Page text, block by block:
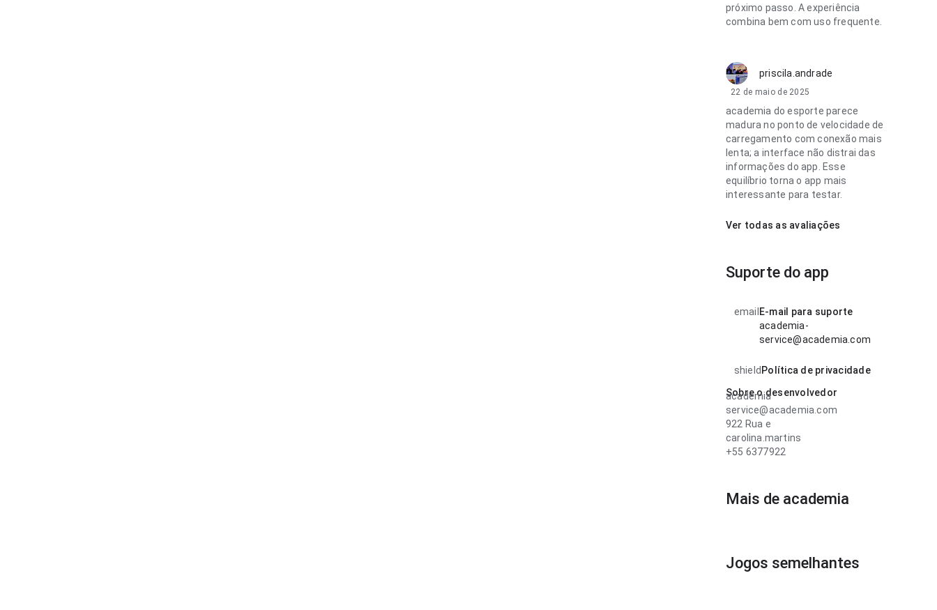
próximo passo. A experiência
combina bem com uso frequente.
priscila.andrade
22 de maio de 2025
academia do esporte parece
madura no ponto de velocidade de
carregamento com conexão mais
lenta; a interface não distrai das
informações do app. Esse
equilíbrio torna o app mais
interessante para testar.
Ver todas as avaliações
Suporte do app
email E-mail para suporte
academia-
service@academia.com
shield Política de privacidade
Sobre o desenvolvedor
academia
service@academia.com
922 Rua e
carolina.martins
+55 6377922
Mais de academia
Jogos semelhantes